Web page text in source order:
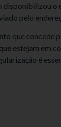
o
pelo
que concede
estejam em
é